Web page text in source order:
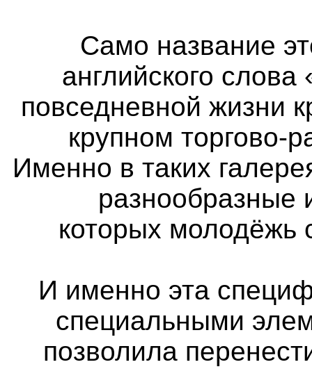
Само название
английского
повседневной жизни
крупном торгово-
Именно в таких
разнообразные
которых молодёжь
И именно эта
специальными
позволила